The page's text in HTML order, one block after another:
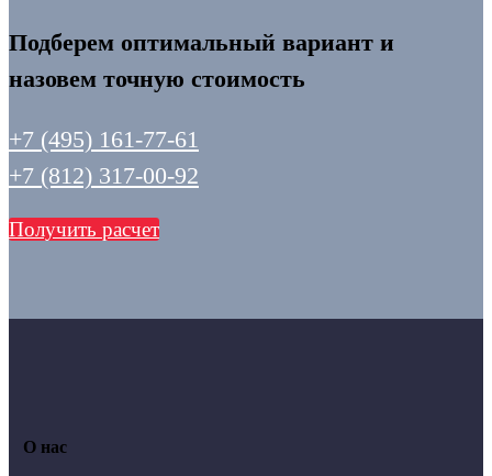
Подберем оптимальный вариант и
назовем точную стоимость
+7 (495) 161-77-61
+7 (812) 317-00-92
Получить расчет
О нас